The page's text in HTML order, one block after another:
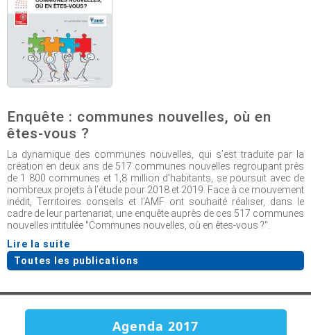
Enquête : communes nouvelles, où en
êtes-vous ?
La dynamique des communes nouvelles, qui s’est traduite par la
création en deux ans de 517 communes nouvelles regroupant près
de 1 800 communes et 1,8 million d’habitants, se poursuit avec de
nombreux projets à l’étude pour 2018 et 2019. Face à ce mouvement
inédit, Territoires conseils et l’AMF ont souhaité réaliser, dans le
cadre de leur partenariat, une enquête auprès de ces 517 communes
nouvelles intitulée "Communes nouvelles, où en êtes-vous ?".
Lire la suite
Toutes les publications
Agenda 2017